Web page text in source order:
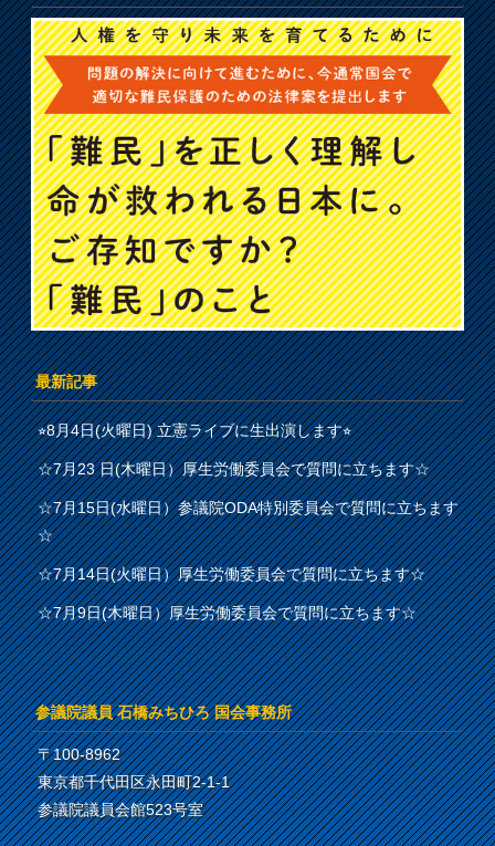
最新記事
⭐︎8月4日(火曜日) 立憲ライブに生出演します⭐︎
☆7月23 日(木曜日）厚生労働委員会で質問に立ちます☆
☆7月15日(水曜日）参議院ODA特別委員会で質問に立ちます
☆
☆7月14日(火曜日）厚生労働委員会で質問に立ちます☆
☆7月9日(木曜日）厚生労働委員会で質問に立ちます☆
参議院議員 石橋みちひろ 国会事務所
〒100-8962
東京都千代田区永田町2-1-1
参議院議員会館523号室